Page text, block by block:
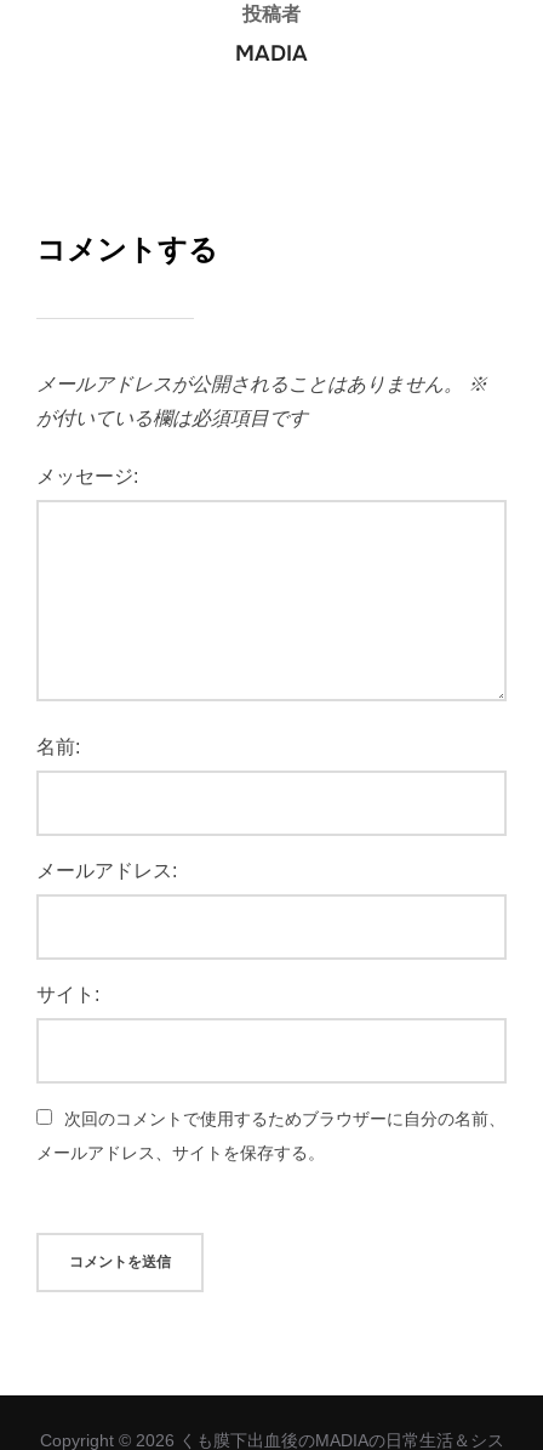
投稿者
MADIA
コメントする
メールアドレスが公開されることはありません。
※
が付いている欄は必須項目です
メッセージ:
名前:
メールアドレス:
サイト:
次回のコメントで使用するためブラウザーに自分の名前、
メールアドレス、サイトを保存する。
Copyright © 2026 くも膜下出血後のMADIAの日常生活＆シス